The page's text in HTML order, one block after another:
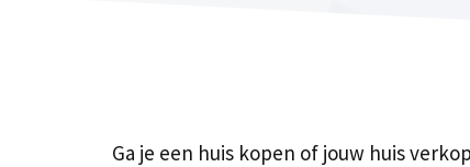
Ga je een huis kopen of jouw huis